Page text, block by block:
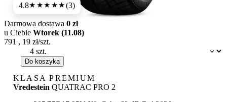
4.8★★★★★(3)
Dostępność:
Darmowa dostawa 0 zł
u Ciebie Wtorek (11.08)
791 , 19 zł/szt.
Do koszyka
KLASA PREMIUM
Vredestein QUATRAC PRO 2